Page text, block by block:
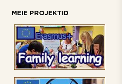
MEIE PROJEKTID